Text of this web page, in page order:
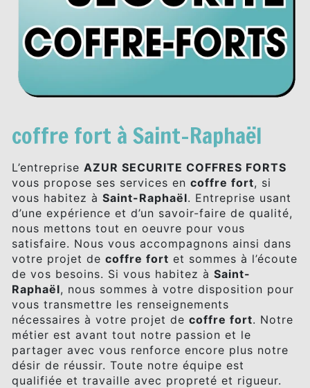
coffre fort à Saint-Raphaël
L’entreprise AZUR SECURITE COFFRES FORTS
vous propose ses services en coffre fort, si
vous habitez à Saint-Raphaël. Entreprise usant
d’une expérience et d’un savoir-faire de qualité,
nous mettons tout en oeuvre pour vous
satisfaire. Nous vous accompagnons ainsi dans
votre projet de coffre fort et sommes à l’écoute
de vos besoins. Si vous habitez à Saint-
Raphaël, nous sommes à votre disposition pour
vous transmettre les renseignements
nécessaires à votre projet de coffre fort. Notre
métier est avant tout notre passion et le
partager avec vous renforce encore plus notre
désir de réussir. Toute notre équipe est
qualifiée et travaille avec propreté et rigueur.